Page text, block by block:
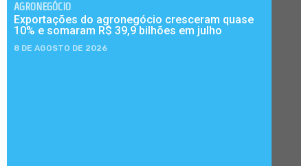
AGRONEGÓCIO
Exportações do agronegócio cresceram quase
10% e somaram R$ 39,9 bilhões em julho
8 DE AGOSTO DE 2026